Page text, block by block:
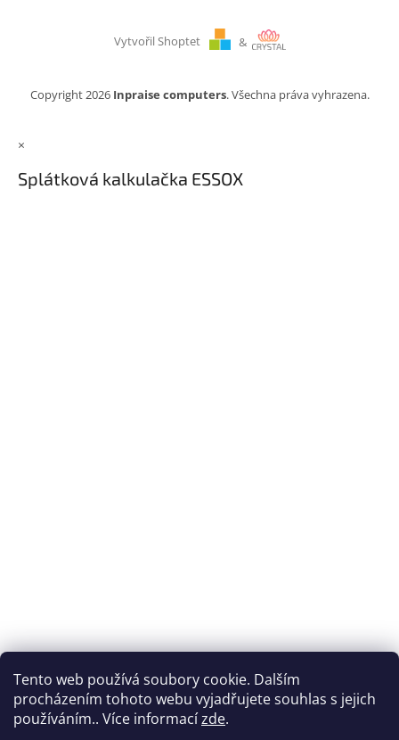
Tento web používá soubory cookie. Dalším
procházením tohoto webu vyjadřujete souhlas s jejich
používáním.. Více informacízde.
Vytvořil Shoptet &
Copyright 2026 Inpraise computers. Všechna práva vyhrazena.
×
Splátková kalkulačka ESSOX